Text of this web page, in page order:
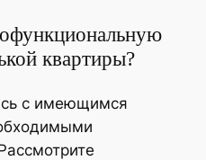
квартиры?
с имеющимся